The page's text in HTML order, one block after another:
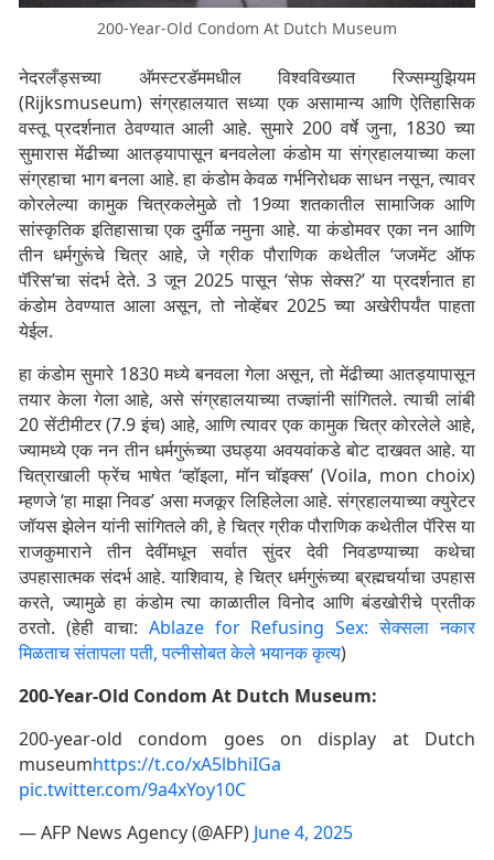
200-Year-Old Condom At Dutch Museum
नेदरलँड्सच्या अ‍ॅमस्टरडॅममधील विश्वविख्यात रिज्सम्युझियम
(Rijksmuseum) संग्रहालयात सध्या एक असामान्य आणि ऐतिहासिक
वस्तू प्रदर्शनात ठेवण्यात आली आहे. सुमारे 200 वर्षे जुना, 1830 च्या
सुमारास मेंढीच्या आतड्यापासून बनवलेला कंडोम या संग्रहालयाच्या कला
संग्रहाचा भाग बनला आहे. हा कंडोम केवळ गर्भनिरोधक साधन नसून, त्यावर
कोरलेल्या कामुक चित्रकलेमुळे तो 19व्या शतकातील सामाजिक आणि
सांस्कृतिक इतिहासाचा एक दुर्मीळ नमुना आहे. या कंडोमवर एका नन आणि
तीन धर्मगुरूंचे चित्र आहे, जे ग्रीक पौराणिक कथेतील ‘जजमेंट ऑफ
पॅरिस’चा संदर्भ देते. 3 जून 2025 पासून ‘सेफ सेक्स?’ या प्रदर्शनात हा
कंडोम ठेवण्यात आला असून, तो नोव्हेंबर 2025 च्या अखेरीपर्यंत पाहता
येईल.
हा कंडोम सुमारे 1830 मध्ये बनवला गेला असून, तो मेंढीच्या आतड्यापासून
तयार केला गेला आहे, असे संग्रहालयाच्या तज्ज्ञांनी सांगितले. त्याची लांबी
20 सेंटीमीटर (7.9 इंच) आहे, आणि त्यावर एक कामुक चित्र कोरलेले आहे,
ज्यामध्ये एक नन तीन धर्मगुरूंच्या उघड्या अवयवांकडे बोट दाखवत आहे. या
चित्राखाली फ्रेंच भाषेत ‘व्हॉइला, मॉन चॉइक्स’ (Voila, mon choix)
म्हणजे ‘हा माझा निवड’ असा मजकूर लिहिलेला आहे. संग्रहालयाच्या क्युरेटर
जॉयस झेलेन यांनी सांगितले की, हे चित्र ग्रीक पौराणिक कथेतील पॅरिस या
राजकुमाराने तीन देवींमधून सर्वात सुंदर देवी निवडण्याच्या कथेचा
उपहासात्मक संदर्भ आहे. याशिवाय, हे चित्र धर्मगुरूंच्या ब्रह्मचर्याचा उपहास
करते, ज्यामुळे हा कंडोम त्या काळातील विनोद आणि बंडखोरीचे प्रतीक
ठरतो. (हेही वाचा: Ablaze for Refusing Sex: सेक्सला नकार
मिळताच संतापला पती, पत्नीसोबत केले भयानक कृत्य)
200-Year-Old Condom At Dutch Museum:
200-year-old condom goes on display at Dutch
museumhttps://t.co/xA5lbhiIGa
pic.twitter.com/9a4xYoy10C
— AFP News Agency (@AFP) June 4, 2025